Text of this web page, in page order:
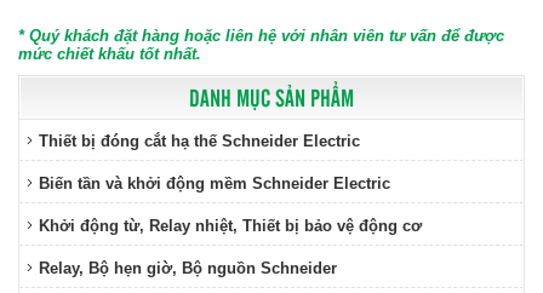
DANH MỤC SẢN PHẨM
Thiết bị đóng cắt hạ thế Schneider Electric
Biến tần và khởi động mềm Schneider Electric
Khởi động từ, Relay nhiệt, Thiết bị bảo vệ động cơ
Relay, Bộ hẹn giờ, Bộ nguồn Schneider
* Quý khách đặt hàng hoặc liên hệ với nhân viên tư vấn để được
mức chiết khấu tốt nhất.